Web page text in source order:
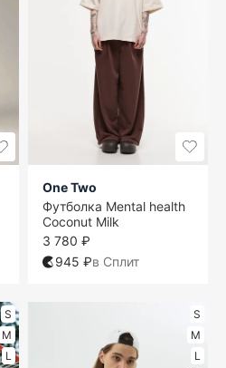
One Two
Футболка Mental health
Coconut Milk
3 780 ₽
945 ₽в Сплит
S
M
L
S
M
L